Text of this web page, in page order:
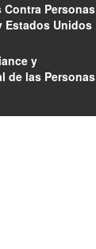
Personas
Estados Unidos
y
de las Personas